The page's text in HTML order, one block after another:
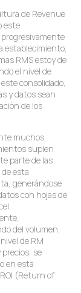
de Revenue
este
establecimiento,
RMS estoy de
el nivel de
consolidado,
y datos sean
de los
muchos
suplen
parte de las
esta
generándose
con hojas de
del volumen,
de RM
precios, se
en esta
(Return of